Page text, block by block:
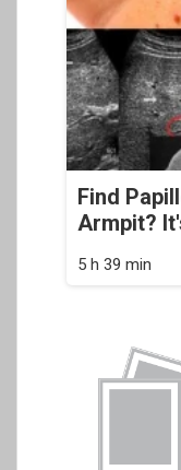
Find
Armpit?
5 h 39 min